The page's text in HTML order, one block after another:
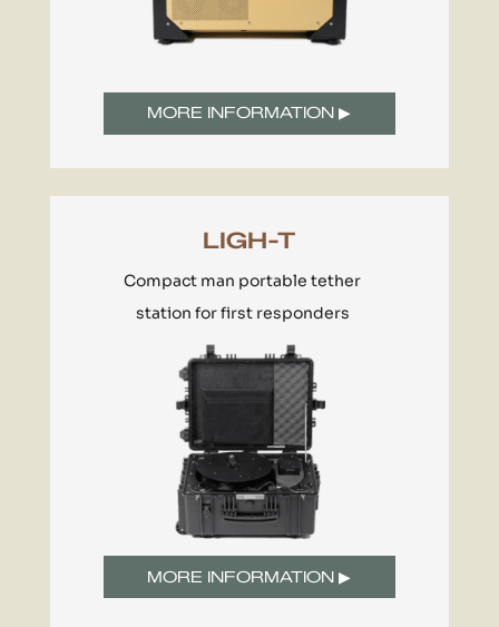
MORE INFORMATION ▶
LIGH-T
Compact man portable tether
station for first responders
MORE INFORMATION ▶